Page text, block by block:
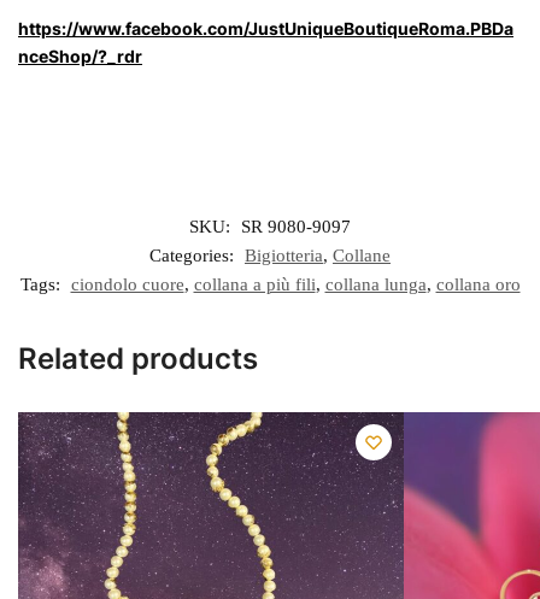
https://www.facebook.com/JustUniqueBoutiqueRoma.PBDa
nceShop/?_rdr
SKU:
SR 9080-9097
Categories:
Bigiotteria, Collane
Tags:
ciondolo cuore, collana a più fili, collana lunga, collana oro
Related products